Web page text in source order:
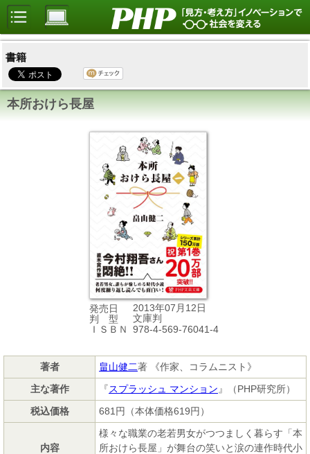
書籍
本所おけら長屋
発売日
2013年07月12日
判 型
文庫判
ＩＳＢＮ
978-4-569-76041-4
著者 畠山健二著 《作家、コラムニスト》
主な著作
『スプラッシュ マンション 』（PHP研究所）
税込価格
681円（本体価格619円）
内容
様々な職業の老若男女がつつましく暮らす「本
所おけら長屋」が舞台の笑いと涙の連作時代小